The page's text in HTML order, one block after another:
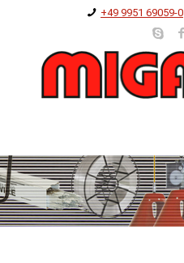
+49 9951 69059-0